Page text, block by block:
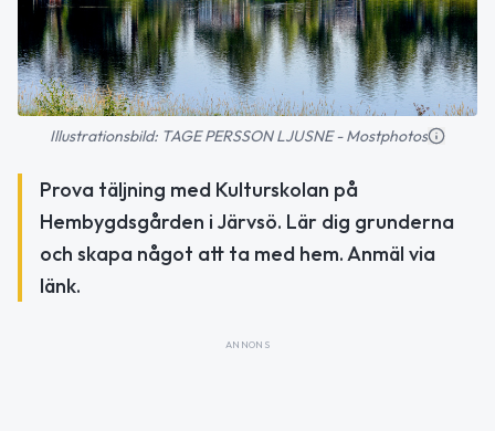
Illustrationsbild: TAGE PERSSON LJUSNE - Mostphotos
Prova täljning med Kulturskolan på
Hembygdsgården i Järvsö. Lär dig grunderna
och skapa något att ta med hem. Anmäl via
länk.
ANNONS